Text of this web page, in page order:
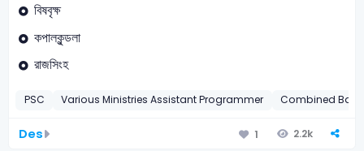
বিষবৃক্ষ
কপালকুন্ডলা
রাজসিংহ
PSC Various Ministries Assistant Programmer Combined Bank
Des 1 2.2k